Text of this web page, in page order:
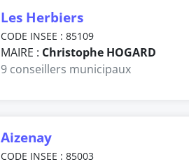
Les Herbiers
CODE INSEE : 85109
MAIRE : Christophe HOGARD
9 conseillers municipaux
Aizenay
CODE INSEE : 85003